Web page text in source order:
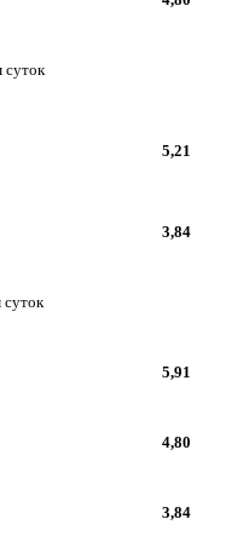
суток
5,21
3,84
5,91
4,80
3,84